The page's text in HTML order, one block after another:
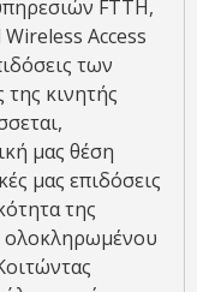
FTTH,
Access
των
κινητής
μας θέση
μας επιδόσεις
της
ολοκληρωμένου